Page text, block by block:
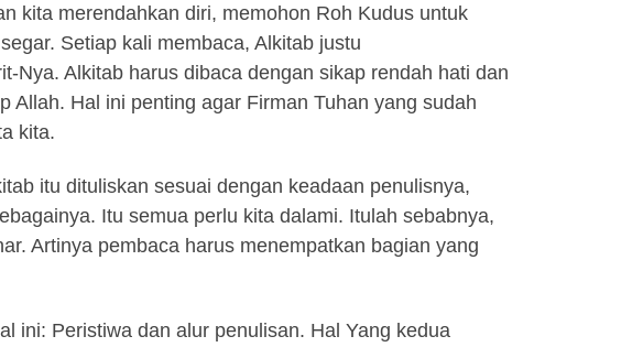
kita merendahkan diri, memohon Roh Kudus untuk
Setiap kali membaca, Alkitab justu
Nya. Alkitab harus dibaca dengan sikap rendah hati dan
Allah. Hal ini penting agar Firman Tuhan yang sudah
kita.
itu dituliskan sesuai dengan keadaan penulisnya,
Itu semua perlu kita dalami. Itulah sebabnya,
Artinya pembaca harus menempatkan bagian yang
ini: Peristiwa dan alur penulisan. Hal Yang kedua